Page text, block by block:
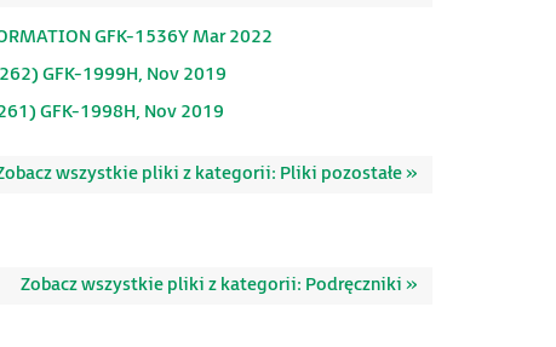
GFK-1536Y Mar 2022
GFK-1999H, Nov 2019
GFK-1998H, Nov 2019
wszystkie pliki z kategorii: Pliki pozostałe »
Zobacz wszystkie pliki z kategorii: Podręczniki »